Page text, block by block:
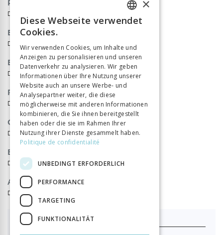
De J.-J. Rousseau
Bibliographie
De J.-J. Rousseau
Bibliographie de l’année 1907
De J.-J. Rousseau
Revue des bibliographies
De J.-J. Rousseau
Chronique
De J.-J. Rousseau
Errata du tome III (1907)
De J.-J. Rousseau
Avant-Propos
De J.-J. Rousseau
Ich abonniere
FRENCH
ITALIAN
×
Diese Webseite verwendet
Cookies.
Wir verwenden Cookies, um Inhalte und
Anzeigen zu personalisieren und unseren
Datenverkehr zu analysieren. Wir geben
Informationen über Ihre Nutzung unserer
Website auch an unsere Werbe- und
Analysepartner weiter, die diese
möglicherweise mit anderen Informationen
kombinieren, die Sie ihnen bereitgestellt
haben oder die sie im Rahmen Ihrer
Nutzung ihrer Dienste gesammelt haben.
Politique de confidentialité
UNBEDINGT ERFORDERLICH
PERFORMANCE
TARGETING
FUNKTIONALITÄT